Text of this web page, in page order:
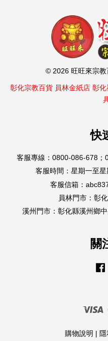
© 2026 旺旺來宗教
彰化宗教百貨 員林金紙店 彰化
快
客服專線：0800-086-678
客服時間：星期一至
客服信箱：
員林門市：彰
溪州門市：彰化縣溪州鄉
關
購物說明